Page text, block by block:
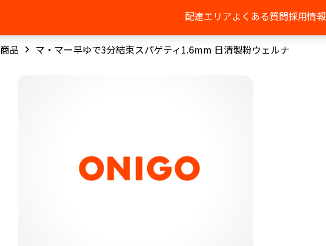
配達エリアよくある質問採用情報
商品 マ・マー早ゆで3分結束スパゲティ1.6mm 日清製粉ウェルナ